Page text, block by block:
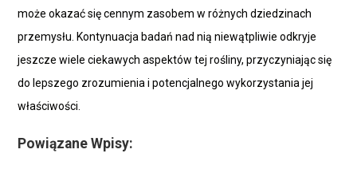
może okazać się cennym zasobem w różnych dziedzinach
przemysłu. Kontynuacja badań nad nią niewątpliwie odkryje
jeszcze wiele ciekawych aspektów tej rośliny, przyczyniając się
do lepszego zrozumienia i potencjalnego wykorzystania jej
właściwości.
Powiązane Wpisy: